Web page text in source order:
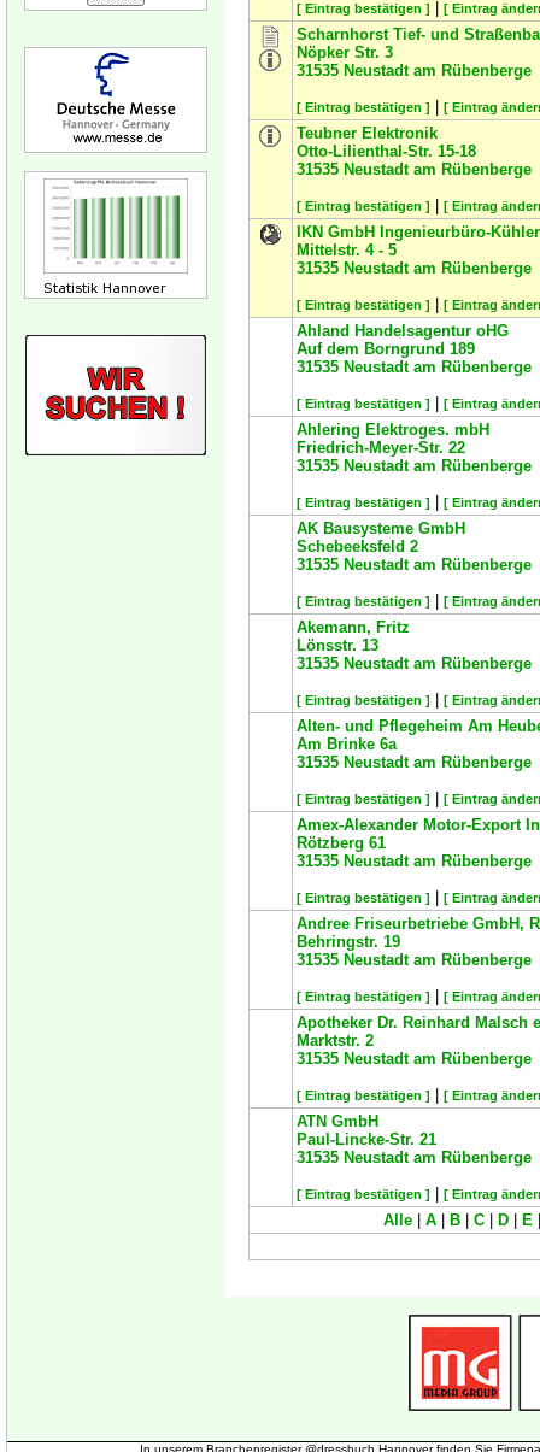
[ Eintrag bestätigen ] [ Eintrag
Scharnhorst Tief- und
Nöpker Str. 3
31535 Neustadt am Rübenberge
[ Eintrag bestätigen ] [ Eintrag
Teubner Elektronik
Otto-Lilienthal-Str. 15-18
31535 Neustadt am Rübenberge
[ Eintrag bestätigen ] [ Eintrag
IKN GmbH Ingenieurbüro-
Mittelstr. 4 - 5
31535 Neustadt am Rübenberge
[ Eintrag bestätigen ] [ Eintrag
Ahland Handelsagentur oHG
Auf dem Borngrund 189
31535 Neustadt am Rübenberge
[ Eintrag bestätigen ] [ Eintrag
Ahlering Elektroges. mbH
Friedrich-Meyer-Str. 22
31535 Neustadt am Rübenberge
[ Eintrag bestätigen ] [ Eintrag
AK Bausysteme GmbH
Schebeeksfeld 2
31535 Neustadt am Rübenberge
[ Eintrag bestätigen ] [ Eintrag
Akemann, Fritz
Lönsstr. 13
31535 Neustadt am Rübenberge
[ Eintrag bestätigen ] [ Eintrag
Alten- und Pflegeheim Am
Am Brinke 6a
31535 Neustadt am Rübenberge
[ Eintrag bestätigen ] [ Eintrag
Amex-Alexander Motor-Export
Rötzberg 61
31535 Neustadt am Rübenberge
[ Eintrag bestätigen ] [ Eintrag
Andree Friseurbetriebe GmbH,
Behringstr. 19
31535 Neustadt am Rübenberge
[ Eintrag bestätigen ] [ Eintrag
Apotheker Dr. Reinhard Malsch
Marktstr. 2
31535 Neustadt am Rübenberge
[ Eintrag bestätigen ] [ Eintrag
ATN GmbH
Paul-Lincke-Str. 21
31535 Neustadt am Rübenberge
[ Eintrag bestätigen ] [ Eintrag
Alle A B C D E
In unserem Branchenregister @dressbuch Hannover finden Sie